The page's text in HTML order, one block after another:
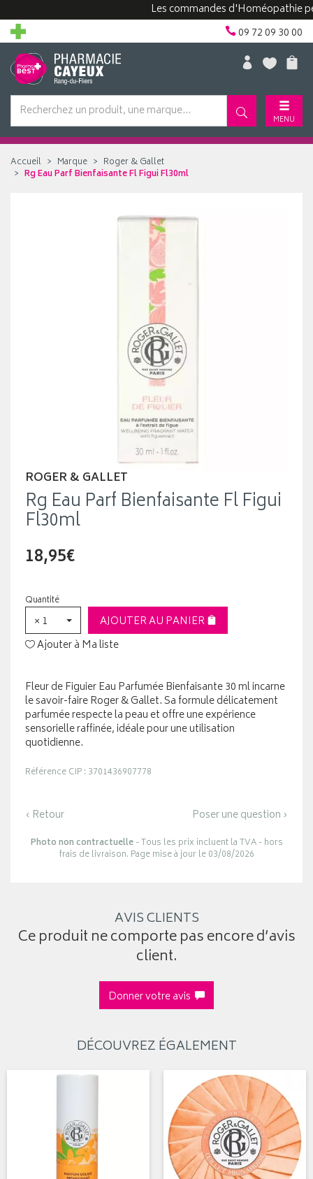
Les commandes d'Homéopathie
09 72 09 30 00
MENU
Accueil Marque
Roger & Gallet
Rg Eau Parf Bienfaisante Fl Figui Fl30ml
ROGER & GALLET
Rg Eau Parf Bienfaisante Fl Figui
Fl30ml
18,95€
Quantité
× 1
AJOUTER AU PANIER
Ajouter à Ma liste
Fleur de Figuier Eau Parfumée Bienfaisante 30 ml incarne
le savoir-faire Roger & Gallet. Sa formule délicatement
parfumée respecte la peau et offre une expérience
sensorielle raffinée, idéale pour une utilisation
quotidienne.
Référence CIP : 3701436907778
‹ Retour Poser une question ›
Photo non contractuelle- Tous les prix incluent la TVA - hors
frais de livraison. Page mise à jour le 03/08/2026
AVIS CLIENTS
Ce produit ne comporte pas encore d’avis
client.
Donner votre avis
DÉCOUVREZ ÉGALEMENT